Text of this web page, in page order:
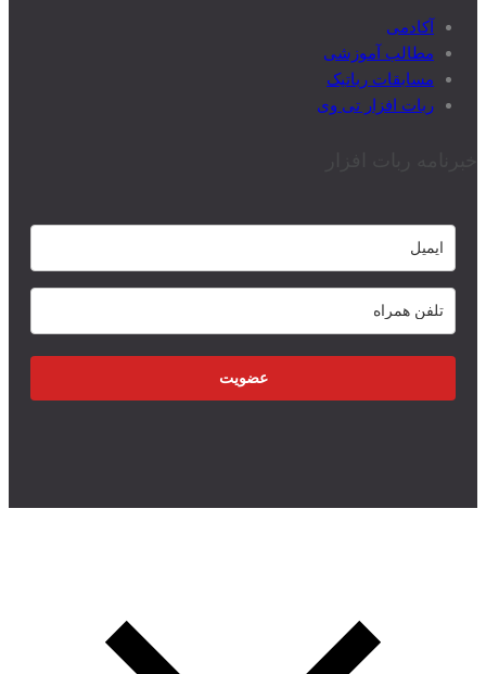
آکادمی
مطالب آموزشی
مسابقات رباتیک
ربات افزار تی وی
عضویت